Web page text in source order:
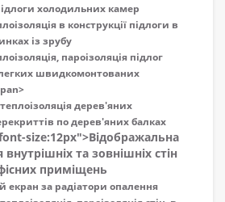
холодильних камер
в конструкції підлоги в
із зрубу
пароізоляція підлог
швидкомонтованих
дерев'яних
по дерев'яних балках
size:12px">Відображальна
внутрішніх та зовнішніх стін
приміщень
екран за радіатори опалення